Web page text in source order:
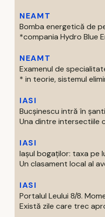
NEAMT
Bomba energetică de
*compania Hydro Blue
NEAMT
Examenul de
* in teorie, sistemul
IASI
Bucșinescu intră în
Una dintre intersectiile
IASI
Iașul bogaților: taxa pe
Un clasament local al
IASI
Portalul Leului 8/8.
Există zile care trec